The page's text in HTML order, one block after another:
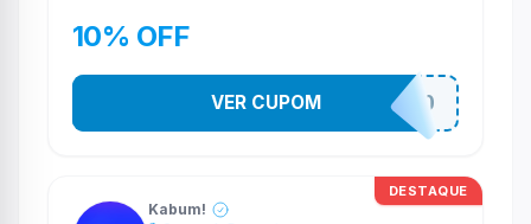
10% OFF
VEMDEROBO
VER CUPOM
DESTAQUE
Kabum!